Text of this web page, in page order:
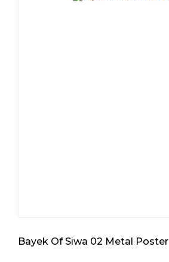
Bayek Of Siwa 02 Metal Poster